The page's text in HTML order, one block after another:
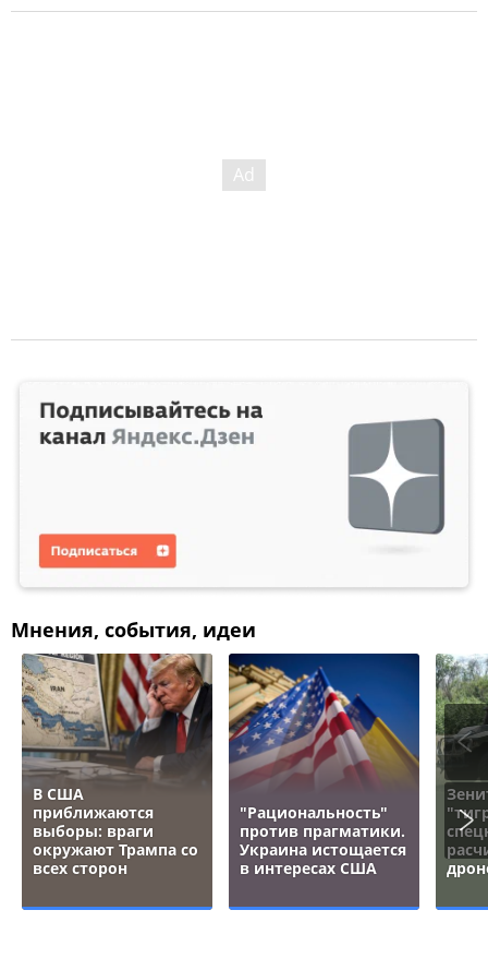
Мнения, события, идеи
В США
приближаются
выборы: враги
окружают Трампа со
всех сторон
"Рациональность"
против прагматики.
Украина истощается
в интересах США